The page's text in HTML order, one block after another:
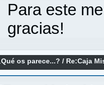
Para este
gracias!
os parece...? / Re:Caja